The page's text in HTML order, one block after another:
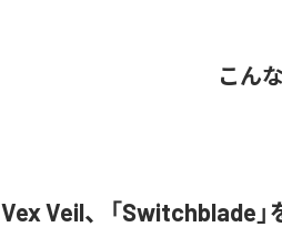
こん
Vex Veil、「Switchblade